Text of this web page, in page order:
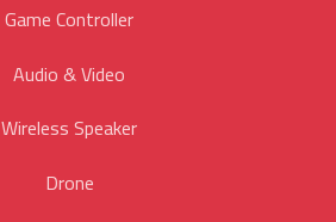
Game Controller
Audio & Video
Wireless Speaker
Drone